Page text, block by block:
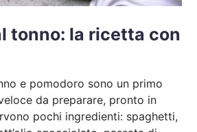
tonno: la ricetta con
e pomodoro sono un primo
da preparare, pronto in
pochi ingredienti: spaghetti,